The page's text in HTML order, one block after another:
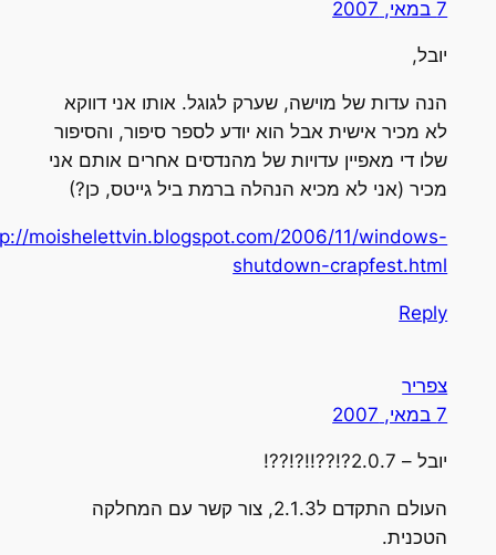
יובל,
הנה עדות של מוישה, שערק לגוגל. אותו אני דווקא
לא מכיר אישית אבל הוא יודע לספר סיפור, והסיפור
שלו די מאפיין עדויות של מהנדסים אחרים אותם אני
מכיר (אני לא מכיא הנהלה ברמת ביל גייטס, כן?)
http://moishelettvin.blogspot.com/2006/11/windows-
shutdown-crapfest.html
Reply
צפריר
יובל – 2.0.7?!??!!?!??!
העולם התקדם ל2.1.3, צור קשר עם המחלקה
הטכנית.